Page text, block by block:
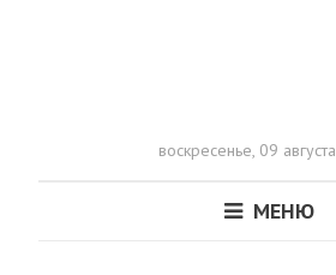
воскресенье, 09
МЕНЮ